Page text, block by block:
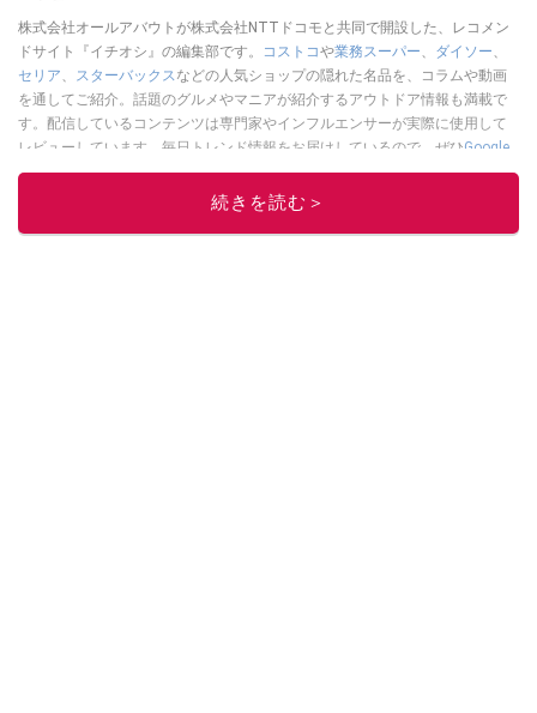
株式会社オールアバウトが株式会社NTTドコモと共同で開設した、レコメン
ドサイト『イチオシ』の編集部です。
コストコや業務スーパー、 ダイソー、
セリア、 スターバックスなどの人気ショップの隠れた名品を、コラムや動画
を通してご紹介。話題のグルメやマニアが紹介するアウトドア情報も満載で
す。配信しているコンテンツは専門家やインフルエンサーが実際に使用して
レビューしています。毎日トレンド情報をお届けしているので、ぜひGoogle
ニュースでフォローしてください！
このイチオシストの他の記事を読む
続きを読む＞